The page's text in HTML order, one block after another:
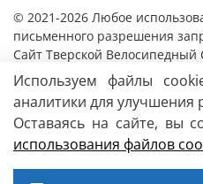
© 2021-2026 Любое
письменного разрешения
Cайт Тверской Велосипедный
исключительно
условиях информация, цены
размещенные на сайте, не
определяемой положениями
кодекса РФ.
Магазин
Используем файлы
аналитики для улучшения
Оставаясь на сайте, вы
использования файлов